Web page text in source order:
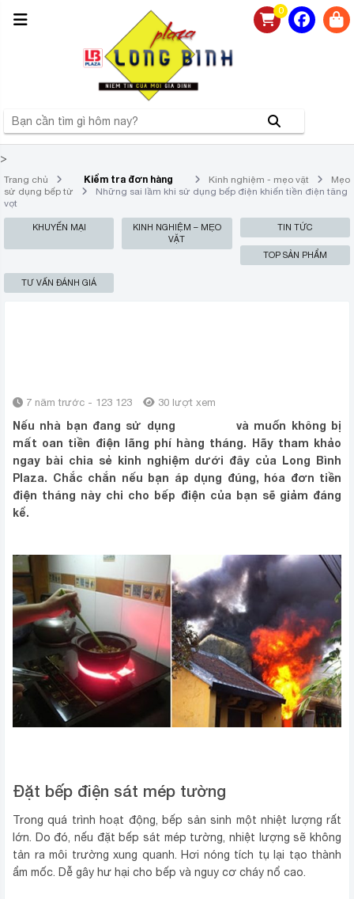
0
>
Trang chủ Kiểm tra đơn hàng Kinh nghiệm - mẹo vặt
Mẹo
sử dụng bếp từ
Những sai lầm khi sử dụng bếp điện khiến tiền điện tăng
vọt
KHUYẾN MẠI
KINH NGHIỆM – MẸO
VẶT
TIN TỨC
TOP SẢN PHẨM
TƯ VẤN ĐÁNH GIÁ
7 năm trước - 123 123 30 lượt xem
Nếu nhà bạn đang sử dụng
và muốn không bị
mất oan tiền điện lãng phí hàng tháng. Hãy tham khảo
ngay bài chia sẻ kinh nghiệm dưới đây của Long Bình
Plaza. Chắc chắn nếu bạn áp dụng đúng, hóa đơn tiền
điện tháng này chi cho bếp điện của bạn sẽ giảm đáng
kể.
Đặt bếp điện sá‌t mép tường
Trong quá trình hoạt độn‌g, bếp sả‌n sin‌h một nhiệt lượng rất
lớn. Do đó, nếu đặt bếp sá‌t mép tường, nhiệt lượng sẽ không
tản ra môi trường xung quanh. Hơi nón‌g tích tụ lại tạo thàn‌h
ẩm mốc. Dễ gây hư hạ‌i cho bếp và nguy cơ chá‌y nổ cao.